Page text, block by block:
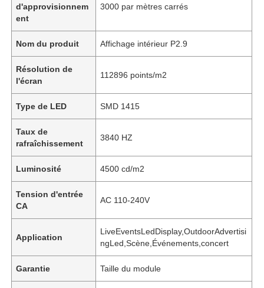
d'approvisionnem
ent
3000 par mètres carrés
Nom du produit Affichage intérieur P2.9
Résolution de
l'écran
112896 points/m2
Type de LED SMD 1415
Taux de
rafraîchissement
3840 HZ
Luminosité 4500 cd/m2
Tension d'entrée
CA
AC 110-240V
Application
LiveEventsLedDisplay,OutdoorAdvertisi
ngLed,Scène,Événements,concert
Garantie Taille du module